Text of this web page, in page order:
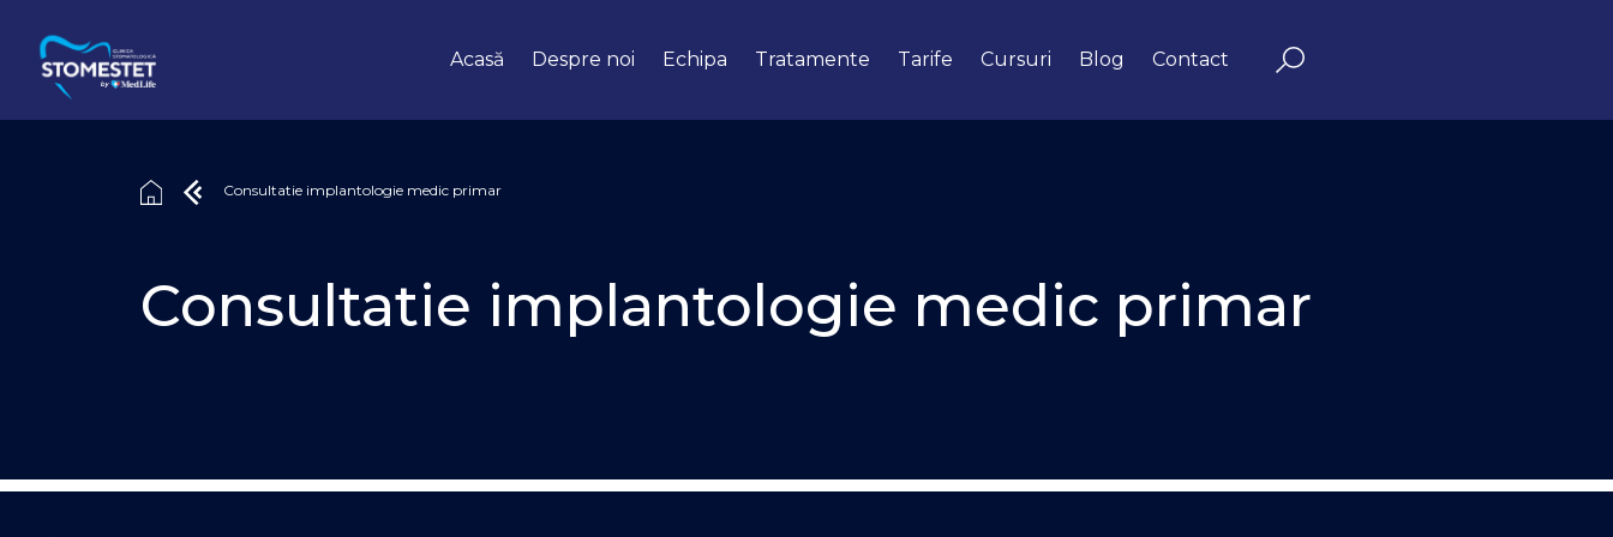
conținut
Acasă Despre noi Echipa Tratamente Tarife Cursuri Blog Contact Search
Consultatie implantologie medic primar
Consultatie implantologie medic primar